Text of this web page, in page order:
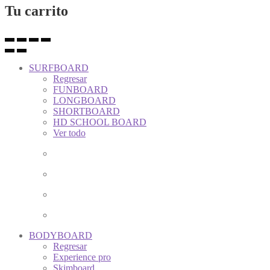
Tu carrito
SURFBOARD
Regresar
FUNBOARD
LONGBOARD
SHORTBOARD
HD SCHOOL BOARD
Ver todo
BODYBOARD
Regresar
Experience pro
Skimboard